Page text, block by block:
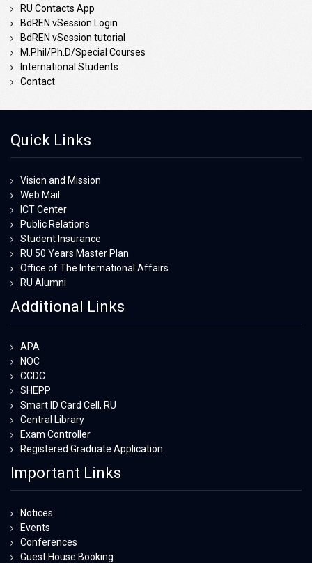
RU Contacts App
BdREN vSession Login
BdREN vSession tutorial
M.Phil/Ph.D/Special Courses
International Students
Contact
Quick Links
Vision and Mission
Web Mail
ICT Center
Public Relations
Student Insurance
RU 50 Years Master Plan
Office of The International Affairs
RU Alumni
Additional Links
APA
NOC
CCDC
SHEPP
Smart ID Card Cell, RU
Central Library
Exam Controller
Registered Graduate Application
Important Links
Notices
Events
Conferences
Guest House Booking